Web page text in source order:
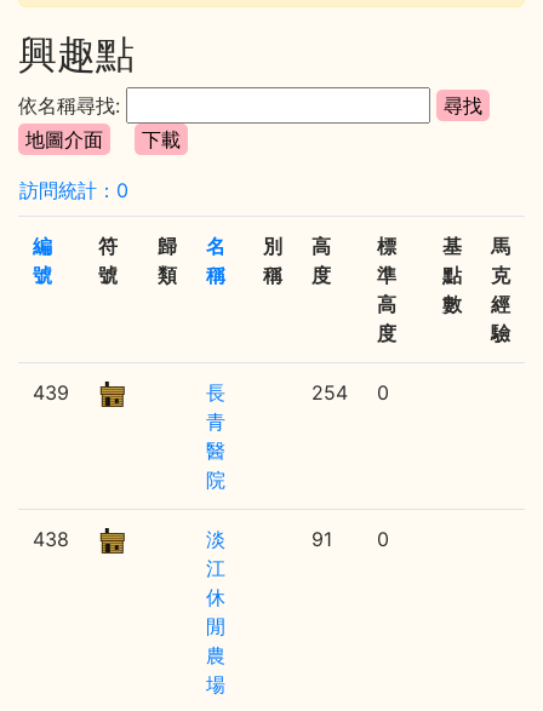
興趣點
依名稱尋找:
訪問統計：0
編
號
符
號
歸
類
名
稱
別
稱
高
度
標
準
高
度
基
點
數
馬
克
經
驗
439
長
青
醫
院
254 0
438
淡
江
休
閒
農
場
91 0